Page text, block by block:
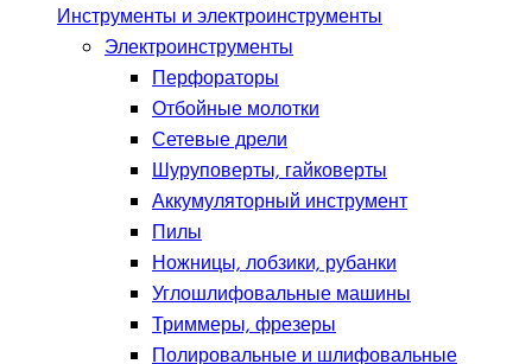
Инструменты и электроинструменты
Электроинструменты
Перфораторы
Отбойные молотки
Сетевые дрели
Шуруповерты, гайковерты
Аккумуляторный инструмент
Пилы
Ножницы, лобзики, рубанки
Углошлифовальные машины
Триммеры, фрезеры
Полировальные и шлифовальные